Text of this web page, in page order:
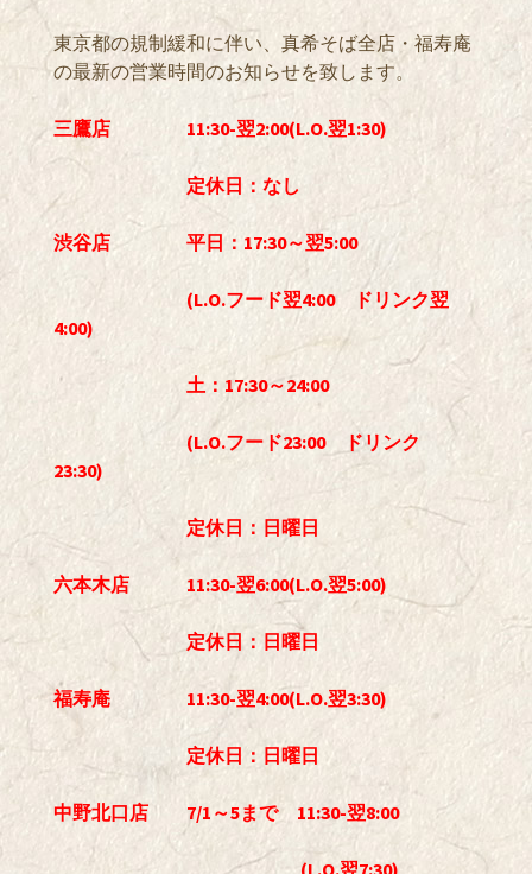
東京都の規制緩和に伴い、真希そば全店・福寿庵
の最新の営業時間のお知らせを致します。
三鷹店 11:30-翌2:00(L.O.翌1:30)
定休日：なし
渋谷店 平日：17:30～翌5:00
(L.O.フード翌4:00 ドリンク翌
4:00)
土：17:30～24:00
(L.O.フード23:00 ドリンク
23:30)
定休日：日曜日
六本木店 11:30-翌6:00(L.O.翌5:00)
定休日：日曜日
福寿庵 11:30-翌4:00(L.O.翌3:30)
定休日：日曜日
中野北口店 7/1～5まで 11:30-翌8:00